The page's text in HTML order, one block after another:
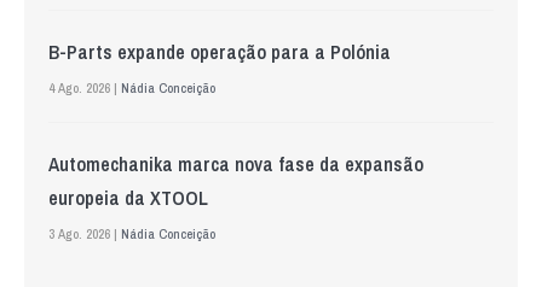
B-Parts expande operação para a Polónia
4 Ago. 2026 | Nádia Conceição
Automechanika marca nova fase da expansão
europeia da XTOOL
3 Ago. 2026 | Nádia Conceição